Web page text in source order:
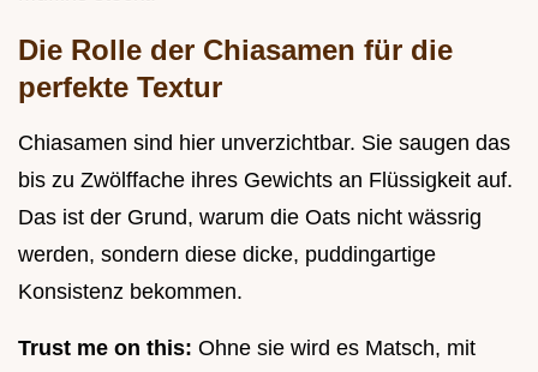
Die Rolle der Chiasamen für die
perfekte Textur
Chiasamen sind hier unverzichtbar. Sie saugen das
bis zu Zwölffache ihres Gewichts an Flüssigkeit auf.
Das ist der Grund, warum die Oats nicht wässrig
werden, sondern diese dicke, puddingartige
Konsistenz bekommen.
Trust me on this: Ohne sie wird es Matsch, mit